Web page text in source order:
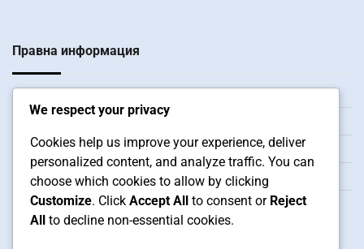
Правна информация
Връзка с нас
Общи условия
За нас
Политика за поверителност
We respect your privacy
Cookies help us improve your experience, deliver
personalized content, and analyze traffic. You can
choose which cookies to allow by clicking
Customize. Click Accept All to consent or Reject
All to decline non-essential cookies.